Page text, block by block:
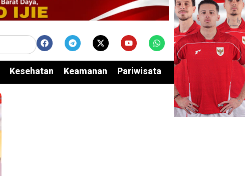
Kesehatan Keamanan Pariwisata Edukasi